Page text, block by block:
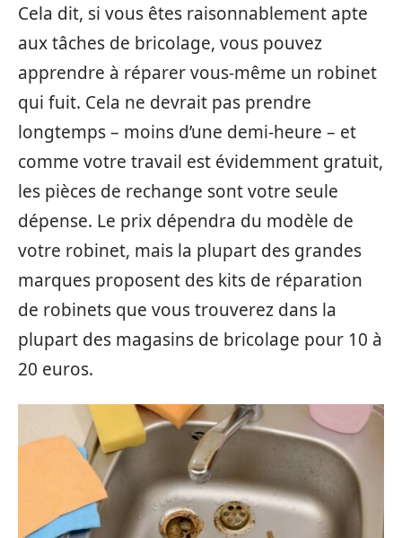
Cela dit, si vous êtes raisonnablement apte
aux tâches de bricolage, vous pouvez
apprendre à réparer vous-même un robinet
qui fuit. Cela ne devrait pas prendre
longtemps – moins d’une demi-heure – et
comme votre travail est évidemment gratuit,
les pièces de rechange sont votre seule
dépense. Le prix dépendra du modèle de
votre robinet, mais la plupart des grandes
marques proposent des kits de réparation
de robinets que vous trouverez dans la
plupart des magasins de bricolage pour 10 à
20 euros.